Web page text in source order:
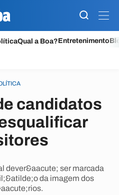
Qual a Boa?Entretenimento
candidatos
dever&aacute; ser marcada
da imagem dos